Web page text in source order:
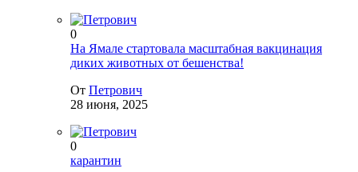
0
На Ямале стартовала масштабная вакцинация
диких животных от бешенства!
От Петрович
28 июня, 2025
0
карантин